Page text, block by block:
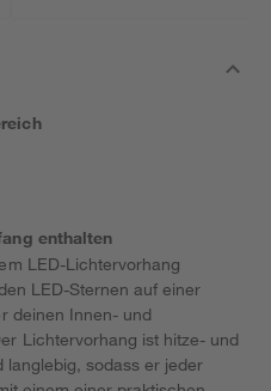
enthalten
LED-Lichtervorhang
LED-Sternen auf einer
deinen Innen- und
Lichtervorhang ist hitze- und
sodass er jeder